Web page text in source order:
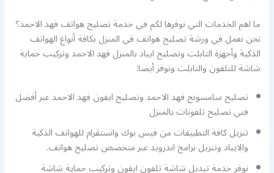
ما اهم الخدمات التي نوفرها لكم في خدمة تصليح هواتف فهد الاحمد؟
نحن نعمل في ورشة تصليح هواتف في المنزل بكافة أنواع الهواتف
الذكية وأجهزة التابلت وتصليح ايباد بالمنزل فهد الاحمد وتركيب حماية
شاشة للتلفون والتابلت ونوفر أيضا:
تصليح سامسونج فهد الاحمد وتصليح ايفون فهد الاحمد عبر أفضل
فني تصليح تلفونات بالمنزل
تنزيل كافة التطبيقات من فيس بوك وانستقرام للهواتف الذكية
والايباد وتنزيل برامج اندرويد عبر متخصص تصليح هواتف.
نوفر خدمة تبديل شاشة تلفون ايفون وتركيب حماية شاشة